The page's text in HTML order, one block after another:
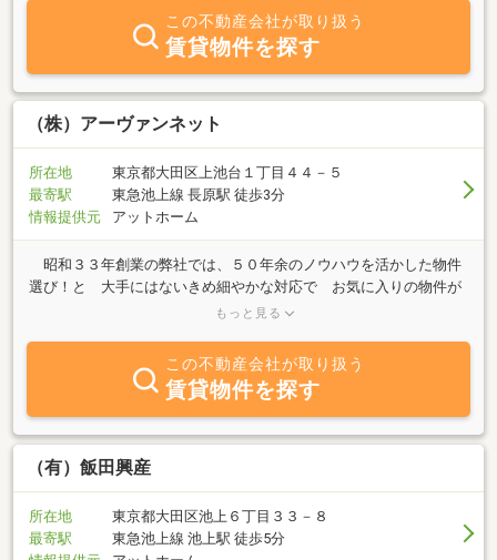
来る生の情報をお客様にいち早くお届けできるよう、スタッフ全員
が日々街を走り回っております！様々なニーズに応えることが出来
る魅力的なエリアで、お客様・ビルオーナー様のお力になり、ひい
ては地域の発展の礎となれるよう地域密着の営業を心掛けて参りま
す。 五反田店は山手線・都営浅草線「五反田駅」から徒歩5分、桜
田通りと山手通りの交差点角地にオフィスを構えております。不動
この不動産会社が取り扱う
賃貸物件を探す
（株）アーヴァンネット
所在地
東京都大田区上池台１丁目４４－５
最寄駅
東急池上線 長原駅 徒歩3分
情報提供元
アットホーム
昭和３３年創業の弊社では、５０年余のノウハウを活かした物件
選び！と 大手にはないきめ細やかな対応で お気に入りの物件が
見つかるまで、女性スタッフによる親切で親身な応対を致しま
女性１人でも入りやすい店舗です。 東急池上線（長原駅・旗の台
駅・洗足池駅）、都営浅草線（馬込駅・西馬込駅）を中心とした駅
近物件など豊富に取り揃えております。 また、法人・個人・諸官
庁にいたる不動産業務を行っており、不動産鑑定士による各種のご
相談にも応じます。 お気軽にご相談・ご来店下さい。
もっと見る
この不動産会社が取り扱う
賃貸物件を探す
（有）飯田興産
所在地
東京都大田区池上６丁目３３－８
最寄駅
東急池上線 池上駅 徒歩5分